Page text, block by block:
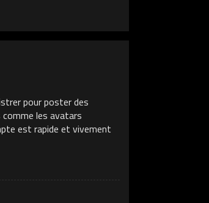
pour poster des
les avatars
est rapide et vivement